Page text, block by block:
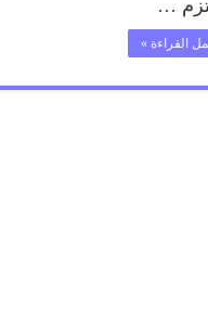
…
القراءة »